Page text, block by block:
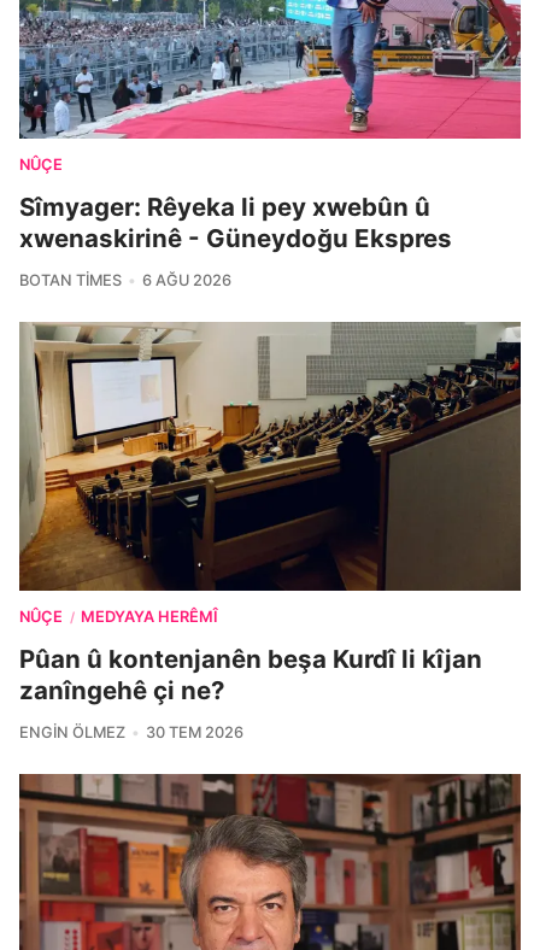
NÛÇE
Sîmyager: Rêyeka li pey xwebûn û
xwenaskirinê - Güneydoğu Ekspres
BOTAN TIMES 6 AĞU 2026
NÛÇE / MEDYAYA HERÊMÎ
Pûan û kontenjanên beşa Kurdî li kîjan
zanîngehê çi ne?
ENGIN ÖLMEZ 30 TEM 2026